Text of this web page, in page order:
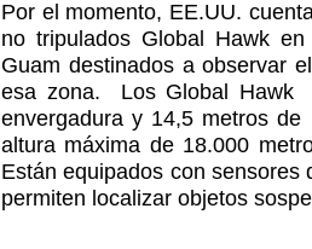
Por el momento, EE.UU.
no tripulados Global Hawk
Guam destinados a observar
esa zona. Los Global Hawk
envergadura y 14,5 metros
altura máxima de 18.000
Están equipados con
permiten localizar objetos